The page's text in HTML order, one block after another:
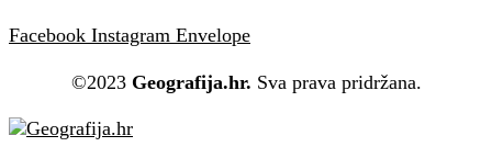
Facebook Instagram Envelope
©2023 Geografija.hr. Sva prava pridržana.